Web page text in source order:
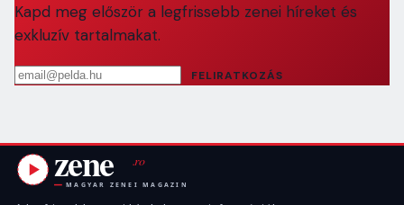
Kapd meg először a legfrissebb zenei híreket és
exkluzív tartalmakat.
Email cím
FELIRATKOZÁS